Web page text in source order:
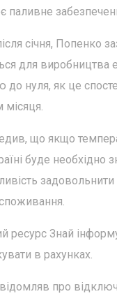
паливне
січня, Попенко
для виробництва
нуля, як це
місяця.
що якщо
буде необхідно
ресурс Знай
в рахунках.
про